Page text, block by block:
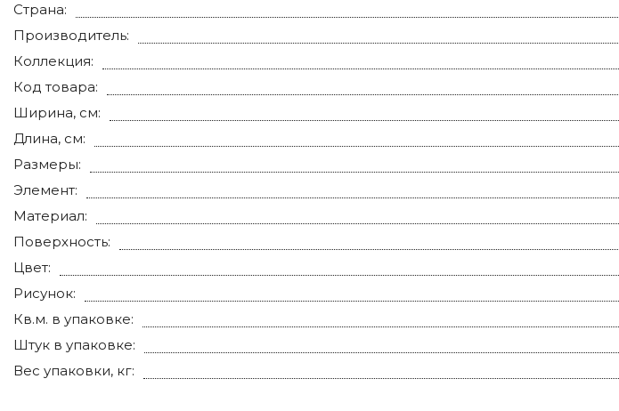
Страна:
Производитель:
Коллекция:
Код товара:
Ширина, см:
Длина, см:
Размеры:
Элемент:
Материал:
Поверхность:
Цвет:
Рисунок:
Кв.м. в упаковке:
Штук в упаковке:
Вес упаковки, кг: